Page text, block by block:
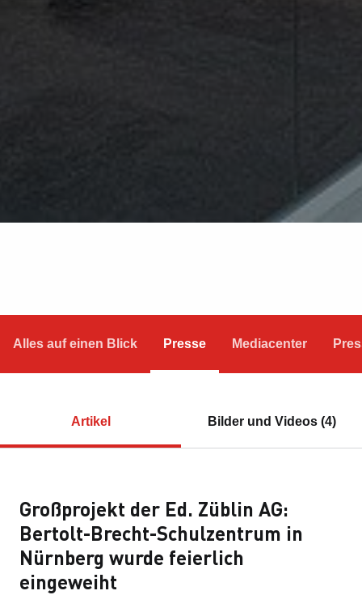
Alles auf einen Blick Presse Mediacenter
Artikel Bilder und Videos (4)
Großprojekt der Ed. Züblin AG:
Bertolt-Brecht-Schulzentrum in
Nürnberg wurde feierlich
eingeweiht